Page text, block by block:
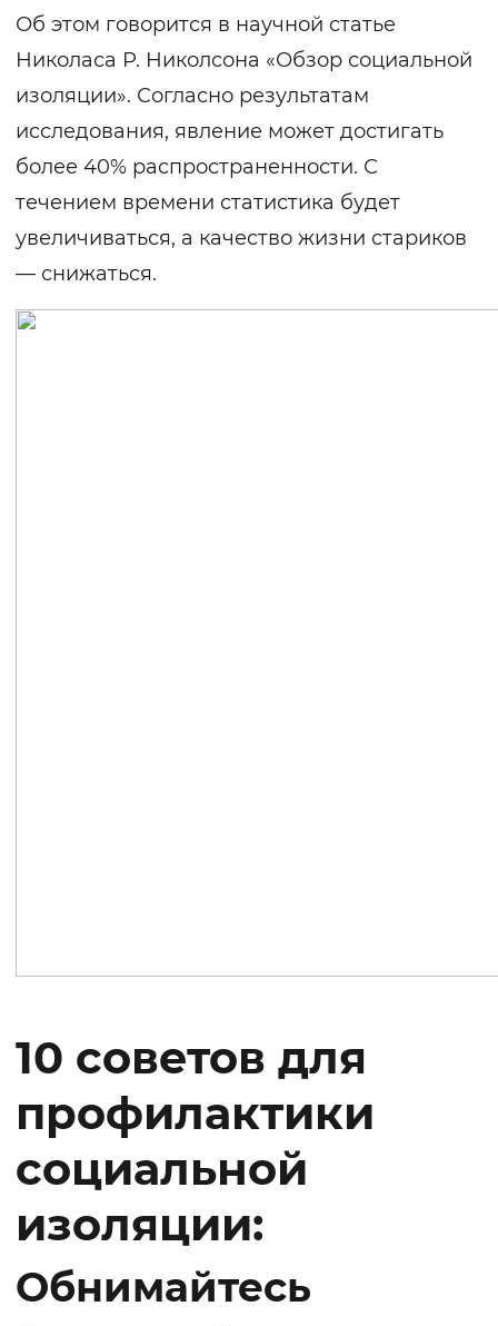
Об этом говорится в научной статье
Николаса Р. Николсона «Обзор социальной
изоляции». Согласно результатам
исследования, явление может достигать
более 40% распространенности. С
течением времени статистика будет
увеличиваться, а качество жизни стариков
— снижаться.
10 советов для
профилактики
социальной
изоляции:
Обнимайтесь